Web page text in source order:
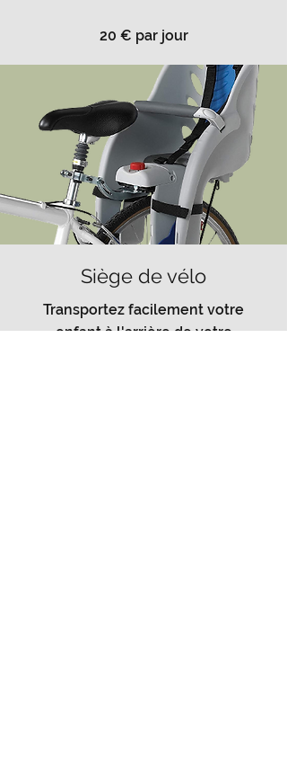
20 € par jour
Siège de vélo
Transportez facilement votre
enfant à l'arrière de votre